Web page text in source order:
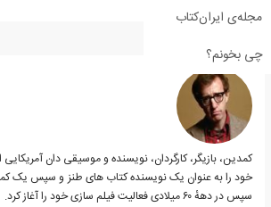
مجله‌ی ایران‌کتاب
چی بخونم؟
درباره وودی آلن
کمدین، بازیگر، کارگردان، نویسنده و موسیقی دان
خود را به عنوان یک نویسنده کتاب های طنز و سپس یک
سپس در دههٔ ۶۰ میلادی فعالیت فیلم سازی خود را آغاز کرد.